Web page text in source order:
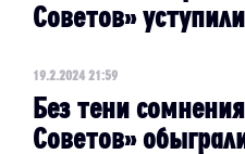
Советов»
19.2.2024 21:59
Без тени
Советов»